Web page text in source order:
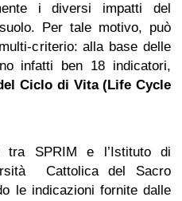
i diversi impatti del
Per tale motivo, può
criterio: alla base delle
infatti ben 18 indicatori,
Ciclo di Vita (Life Cycle
tra SPRIM e l’Istituto di
Cattolica del Sacro
le indicazioni fornite dalle